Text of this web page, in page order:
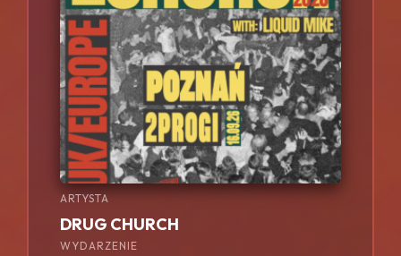
ARTYSTA
DRUG CHURCH
WYDARZENIE